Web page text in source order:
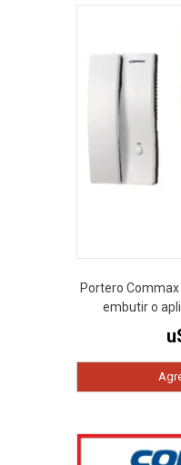
Portero
embutir o